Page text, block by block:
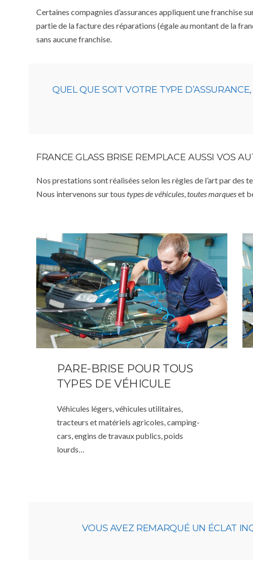
Certaines compagnies d’assurances appliquent une franchise
partie de la facture des réparations (égale au montant de la
sans aucune franchise.
QUEL QUE SOIT VOTRE TYPE
FRANCE GLASS BRISE REMPLACE AUSSI VOS
Nos prestations sont réalisées selon les règles de l’art par des
Nous intervenons sur tous types de véhicules,toutes marqueset
PARE-BRISE POUR TOUS
TYPES DE VÉHICULE
Véhicules légers, véhicules utilitaires,
tracteurs et matériels agricoles, camping-
cars, engins de travaux publics, poids
lourds…
VOUS AVEZ REMARQUÉ UN ÉCLAT